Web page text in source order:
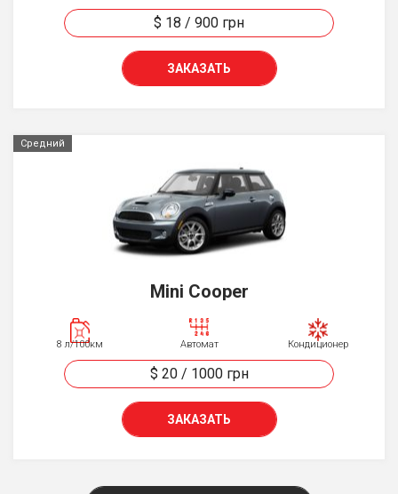
$ 18 / 900 грн
ЗАКАЗАТЬ
Средний
Mini Cooper
8 л/100км Автомат Кондиционер
$ 20/ 1000 грн
ЗАКАЗАТЬ